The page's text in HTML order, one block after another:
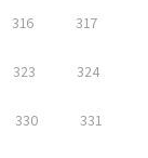
316 317
323 324
330 331